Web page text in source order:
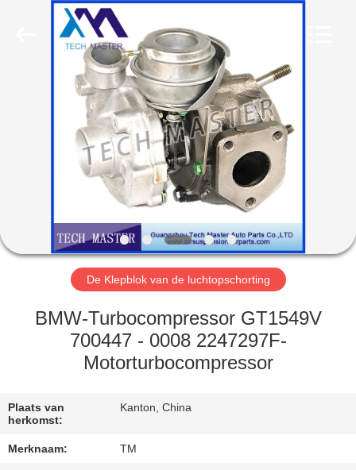
PRODUCTEN
VIDEOS
OVER
ONS
FABRIEKSRONDLEIDING
KWALITEITSCONTROLE
NEEM
De Klepblok van de luchtopschorting
BMW-Turbocompressor GT1549V
700447 - 0008 2247297F-
Motorturbocompressor
Plaats van
herkomst:
Kanton, China
Merknaam: TM